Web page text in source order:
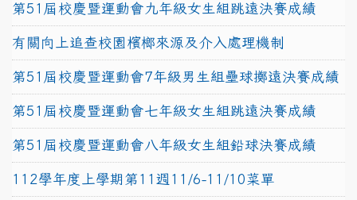
第51屆校慶暨運動會九年級女生組跳遠決賽成績
有關向上追查校園檳榔來源及介入處理機制
第51屆校慶暨運動會7年級男生組壘球擲遠決賽成績
第51屆校慶暨運動會七年級女生組跳遠決賽成績
第51屆校慶暨運動會八年級女生組鉛球決賽成績
112學年度上學期第11週11/6-11/10菜單